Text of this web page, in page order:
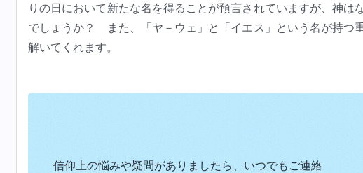
りの日において新たな名を得ることが預言されていますが、神
でしょうか？ また、「ヤ－ウェ」と「イエス」という名が持
解いてくれます。
信仰上の悩みや疑問がありましたら、いつでもご連絡